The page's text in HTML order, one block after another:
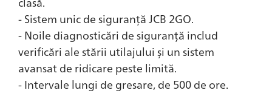
- Sistem unic de siguranță JCB 2GO.
- Noile diagnosticări de siguranță includ
verificări ale stării utilajului și un sistem
avansat de ridicare peste limită.
- Intervale lungi de gresare, de 500 de ore.